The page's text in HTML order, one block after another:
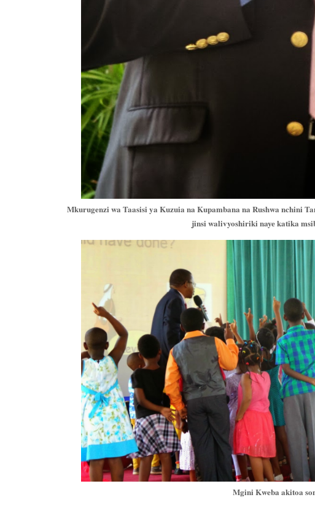
Mkurugenzi wa Taasisi ya Kuzuia na Kupambana na Rushwa nchini
jinsi walivyoshiriki naye katika
Mgini Kweba akitoa